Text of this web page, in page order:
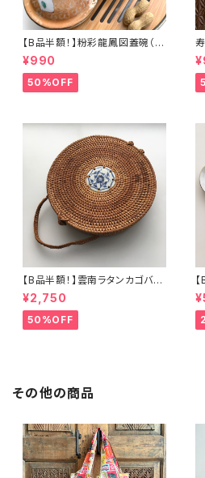
【B品半額！】粉彩龍鳳図蓋碗（8
0年代景徳鎮デッドストック）
¥990
50%OFF
【B品半額！】雲南ラタンカゴバッ
グ
¥2,750
50%OFF
その他の商品